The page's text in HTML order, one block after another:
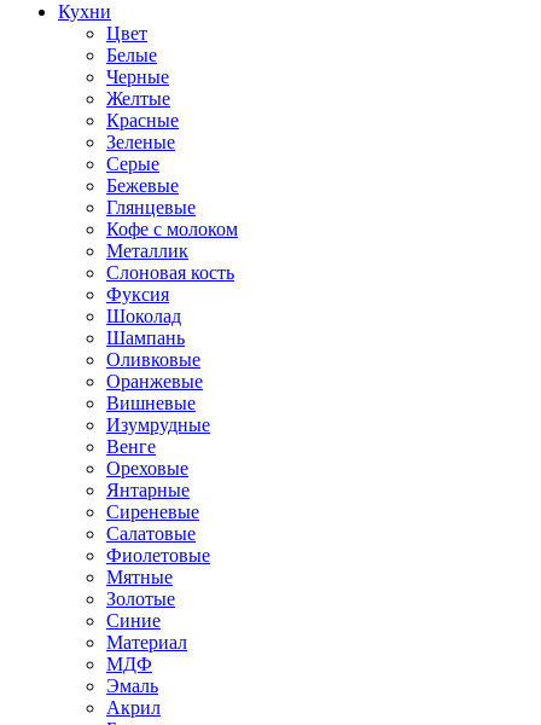
Кухни
Цвет
Белые
Черные
Желтые
Красные
Зеленые
Серые
Бежевые
Глянцевые
Кофе с молоком
Металлик
Слоновая кость
Фуксия
Шоколад
Шампань
Оливковые
Оранжевые
Вишневые
Изумрудные
Венге
Ореховые
Янтарные
Сиреневые
Салатовые
Фиолетовые
Мятные
Золотые
Синие
Материал
МДФ
Эмаль
Акрил